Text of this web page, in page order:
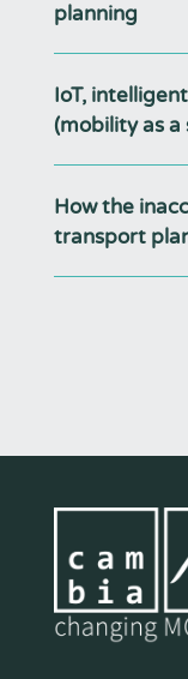
planning
IoT,
(mobility as a
How the
transport